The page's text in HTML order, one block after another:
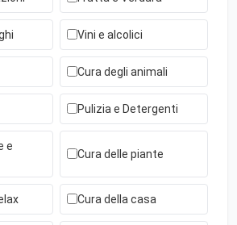
Vini e alcolici
Cura degli animali
Pulizia e Detergenti
e
Cura delle piante
Cura della casa